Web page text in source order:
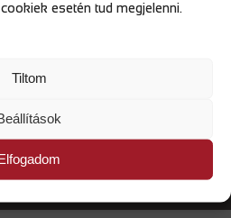
esetén tud megjelenni.
Tiltom
RENDSZER